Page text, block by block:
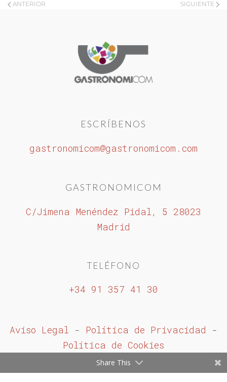
ANTERIOR SIGUIENTE
ESCRÍBENOS
gastronomicom@gastronomicom.com
GASTRONOMICOM
C/Jimena Menéndez Pidal, 5 28023
Madrid
TELÉFONO
+34 91 357 41 30
Aviso Legal - Política de Privacidad -
Política de Cookies
Share This